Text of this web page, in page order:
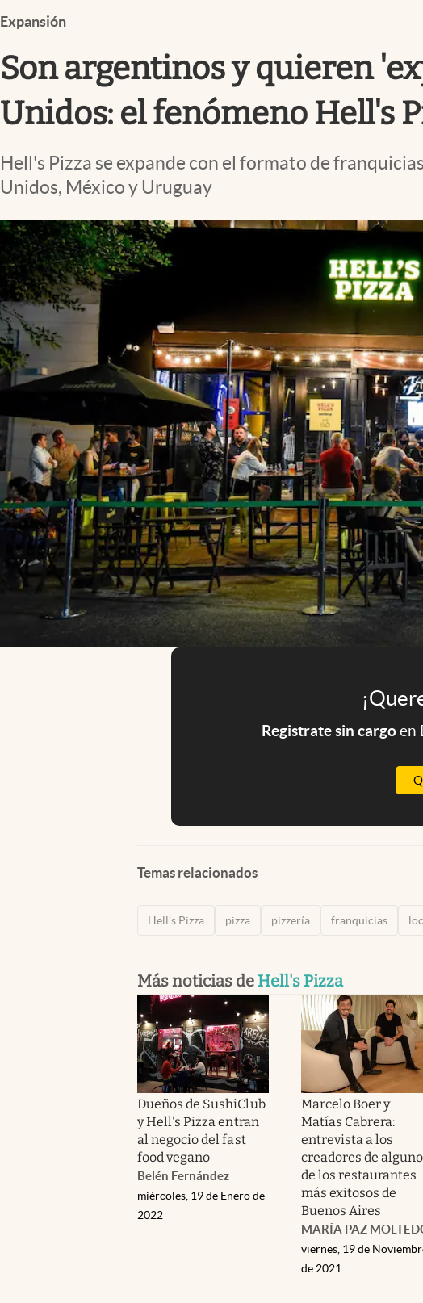
Clima
Mundial 2026
El Cronista Studio
Mediakit
abre en nueva pestaña
Expansión
Son argentinos y quieren
Unidos: el fenómeno Hell's
Hell's Pizza se expande con el formato de
Unidos, México y Uruguay
Registrate sin cargoen
Temas relacionados
Hell's Pizza pizza pizzería franquicias
Más noticias de Hell's Pizza
Dueños de SushiClub
y Hell's Pizza entran
al negocio del fast
food vegano
Belén Fernández
miércoles, 19 de Enero de
2022
Marcelo Boer y
Matías Cabrera:
entrevista a los
creadores de
de los restaurantes
más exitosos de
Buenos Aires
MARÍA PAZ
viernes, 19 de
de 2021